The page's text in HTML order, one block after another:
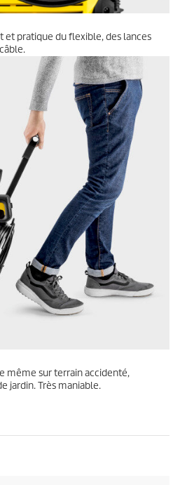
et pratique du flexible, des lances
même sur terrain accidenté,
jardin. Très maniable.